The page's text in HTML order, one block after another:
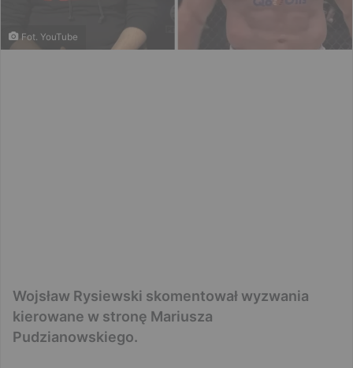
Fot. YouTube
Wojsław Rysiewski skomentował wyzwania
kierowane w stronę Mariusza
Pudzianowskiego.